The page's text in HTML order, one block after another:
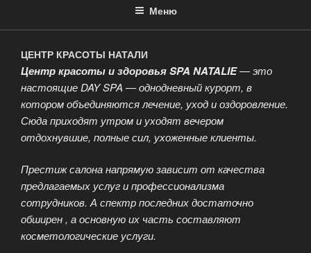
Меню
ЦЕНТР КРАСОТЫ НАТАЛИ
Центр красоты и здоровья SPA NATALIE— это
настоящие DAY SPA — однодневный курорт, в
котором объединяются лечение, уход и оздоровление.
Сюда приходят утром и уходят вечером
отдохнувшие, полные сил, ухоженные клиенты.
Престиж салона напрямую зависит от качества
предлагаемых услуг и профессионализма
сотрудников. А спектр последних достаточно
обширен , а основную их часть составляют
косметологические услуги.